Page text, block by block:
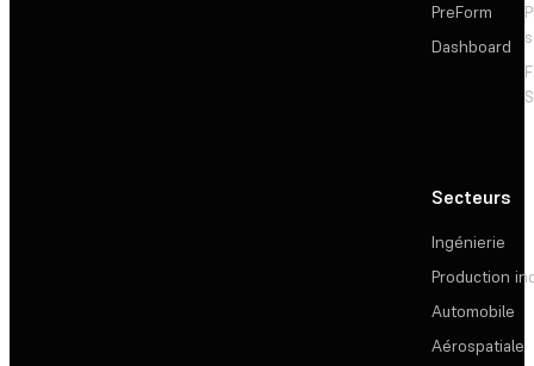
PreForm
Dashboard
Secteurs
Ingénierie
Production
Automobile
Aérospatiale